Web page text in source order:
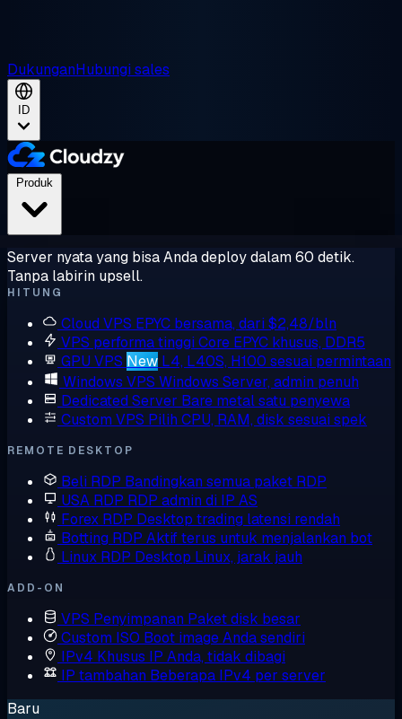
DukunganHubungi sales
ID
Server nyata yang bisa Anda deploy dalam 60 detik.
Tanpa labirin upsell.
HITUNG
Cloud VPS EPYC bersama, dari $2,48/bln
VPS performa tinggi Core EPYC khusus, DDR5
GPU VPS New L4, L40S, H100 sesuai permintaan
Windows VPS Windows Server, admin penuh
Dedicated Server Bare metal satu penyewa
Custom VPS Pilih CPU, RAM, disk sesuai spek
REMOTE DESKTOP
Beli RDP Bandingkan semua paket RDP
USA RDP RDP admin di IP AS
Forex RDP Desktop trading latensi rendah
Botting RDP Aktif terus untuk menjalankan bot
Linux RDP Desktop Linux, jarak jauh
ADD-ON
VPS Penyimpanan Paket disk besar
Custom ISO Boot image Anda sendiri
IPv4 Khusus IP Anda, tidak dibagi
IP tambahan Beberapa IPv4 per server
Baru